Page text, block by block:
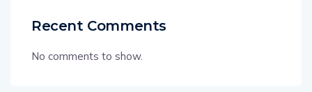
Recent Comments
No comments to show.